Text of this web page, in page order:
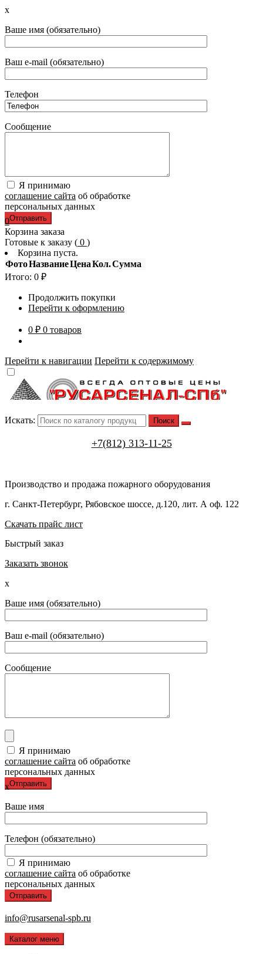
x
Ваше имя (обязательно)
Ваш e-mail (обязательно)
Телефон
Сообщение
Я принимаю
соглашение сайта об обработке
персональных данных
0
Корзина заказа
Готовые к заказу ( 0 )
Корзина пуста.
ФотоНазваниеЦенаКол.Сумма
Итого: 0 ₽
Продолжить покупки
Перейти к оформлению
0 ₽ 0 товаров
Перейти к навигации Перейти к содержимому
Искать:
+7(812) 313-11-25
Производство и продажа пожарного оборудования
г. Санкт-Петербург, Рябовское шоссе, д.120, лит. А оф. 122
Скачать прайс лист
Быстрый заказ
Заказать звонок
x
Ваше имя (обязательно)
Ваш e-mail (обязательно)
Сообщение
Я принимаю
соглашение сайта об обработке
персональных данных
x
Ваше имя
Телефон (обязательно)
Я принимаю
соглашение сайта об обработке
персональных данных
info@rusarsenal-spb.ru
Каталог меню